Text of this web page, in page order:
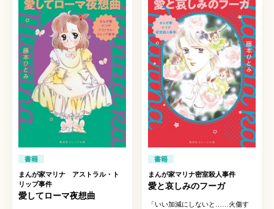
書籍
まんが家マリナ アストラル・ト
リップ事件
愛してローマ夜想曲
書籍
まんが家マリナ密室殺人事件
愛と哀しみのフーガ
「いい加減にしないと……火傷す